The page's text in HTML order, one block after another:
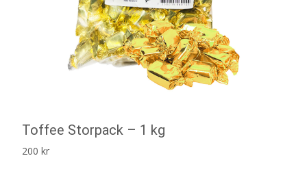
Toffee Storpack – 1 kg
200 kr